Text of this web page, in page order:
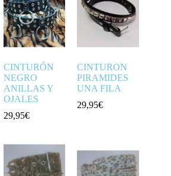
CINTURÓN
NEGRO
ANILLAS Y
OJALES
29,95€
CINTURON
PIRAMIDES
UNA FILA
29,95€